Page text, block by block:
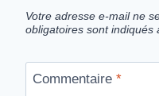
Votre adresse e-mail ne
obligatoires sont indiqués
Commentaire *